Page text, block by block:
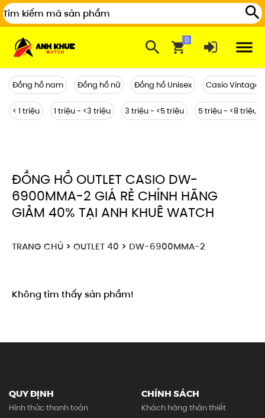
Đồng hồ nam Đồng hồ nữ Đồng hồ Unisex Casio Vintage
< 1 triệu 1 triệu - <3 triệu 3 triệu - <5 triệu 5 triệu - <8 triệu
ĐỒNG HỒ OUTLET CASIO DW-
6900MMA-2 GIÁ RẺ CHÍNH HÃNG
GIẢM 40% TẠI ANH KHUÊ WATCH
TRANG CHỦ > OUTLET 40 > DW-6900MMA-2
Không tìm thấy sản phẩm!
QUY ĐỊNH
Hình thức thanh toán
CHÍNH SÁCH
Khách hàng thân thiết